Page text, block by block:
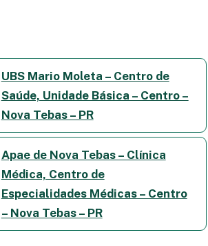
UBS Mario Moleta – Centro de
Saúde, Unidade Básica – Centro –
Nova Tebas – PR
Apae de Nova Tebas – Clínica
Médica, Centro de
Especialidades Médicas – Centro
– Nova Tebas – PR